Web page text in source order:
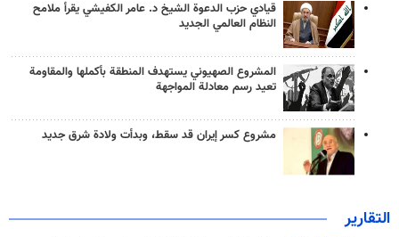
قيادي حزب الدعوة الشيخ د. عامر الكفيشي يقرأ ملامح
النظام العالمي الجديد
المشروع الصهيوني يستهدف المنطقة بأكملها والمقاومة
تعيد رسم معادلة المواجهة
مشروع كسر إيران قد سقط، وبدأت ولادة شرق جديد
التقارير